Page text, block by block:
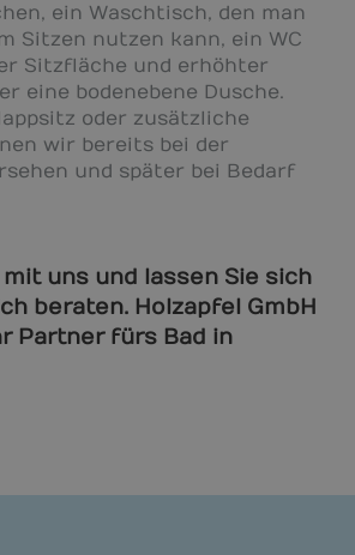
ein Waschtisch, den man
Sitzen nutzen kann, ein WC
Sitzfläche und erhöhter
eine bodenebene Dusche.
oder zusätzliche
wir bereits bei der
und später bei Bedarf
uns und lassen Sie sich
beraten. Holzapfel GmbH
Partner fürs Bad in